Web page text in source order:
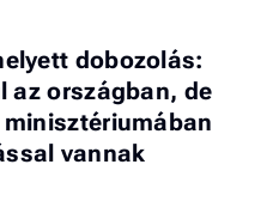
dobozolás:
az országban, de
vannak